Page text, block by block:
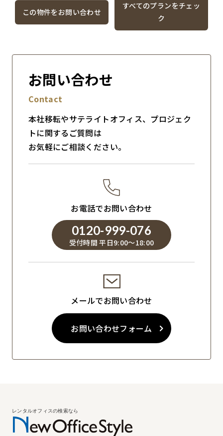
この物件をお問い合わせ
すべてのプランをチェッ
ク
お問い合わせ
Contact
本社移転やサテライトオフィス、プロジェク
トに関するご質問は
お気軽にご相談ください。
お電話でお問い合わせ
0120-999-076
受付時間 平日9:00～18:00
メールでお問い合わせ
お問い合わせフォーム